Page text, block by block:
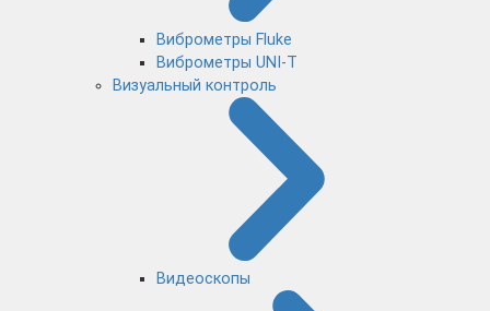
Виброметры Fluke
Виброметры UNI-T
Визуальный контроль
Видеоскопы